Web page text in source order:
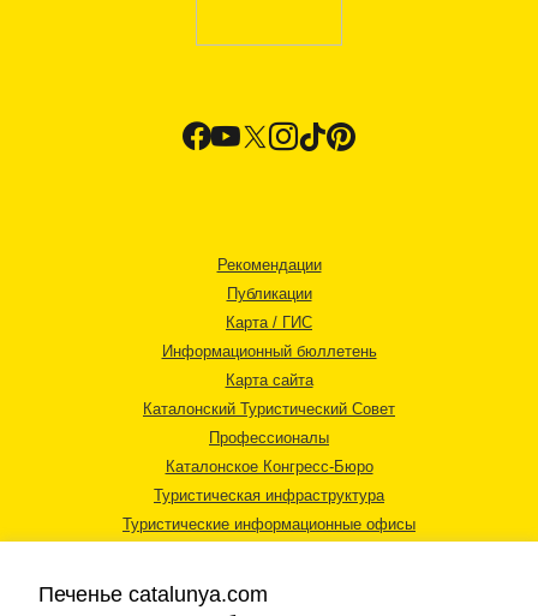
Рекомендации
Публикации
Карта / ГИС
Информационный бюллетень
Карта сайта
Каталонский Туристический Совет
Профессионалы
Каталонское Конгресс-Бюро
Туристическая инфраструктура
Туристические информационные офисы
Печенье catalunya.com